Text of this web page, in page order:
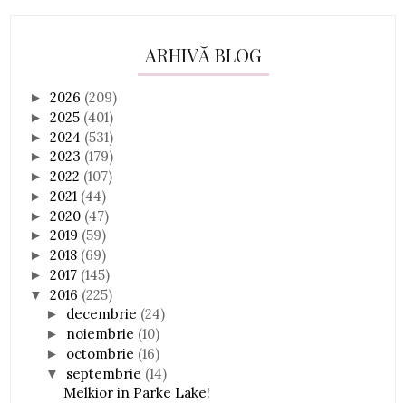
ARHIVĂ BLOG
►2026 (209)
►2025 (401)
►2024 (531)
►2023 (179)
►2022 (107)
►2021 (44)
►2020 (47)
►2019 (59)
►2018 (69)
►2017 (145)
▼2016 (225)
► decembrie (24)
► noiembrie (10)
► octombrie (16)
▼ septembrie (14)
Melkior in Parke Lake!